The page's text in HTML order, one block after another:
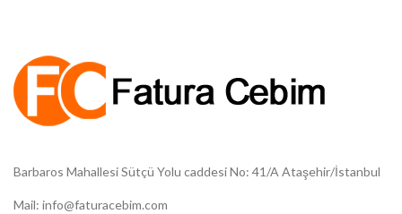
Barbaros Mahallesi Sütçü Yolu caddesi No: 41/A Ataşehir/İstanbul
Mail: info@faturacebim.com